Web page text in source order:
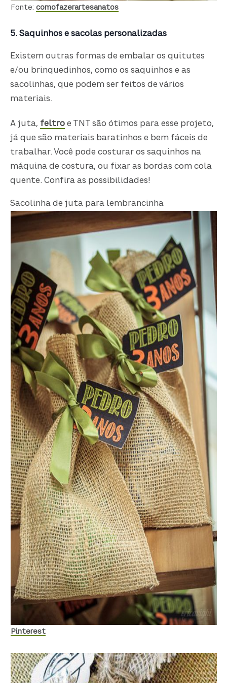
Fonte: comofazerartesanatos
5. Saquinhos e sacolas personalizadas
Existem outras formas de embalar os quitutes
e/ou brinquedinhos, como os saquinhos e as
sacolinhas, que podem ser feitos de vários
materiais.
A juta, feltro e TNT são ótimos para esse projeto,
já que são materiais baratinhos e bem fáceis de
trabalhar. Você pode costurar os saquinhos na
máquina de costura, ou fixar as bordas com cola
quente. Confira as possibilidades!
Sacolinha de juta para lembrancinha
Pinterest